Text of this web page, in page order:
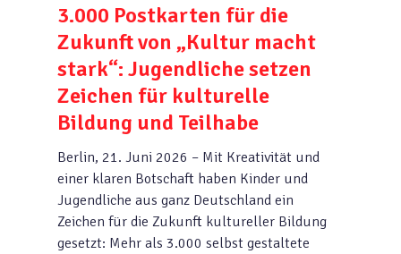
3.000 Postkarten für die
Zukunft von „Kultur macht
stark“: Jugendliche setzen
Zeichen für kulturelle
Bildung und Teilhabe
Berlin, 21. Juni 2026 – Mit Kreativität und
einer klaren Botschaft haben Kinder und
Jugendliche aus ganz Deutschland ein
Zeichen für die Zukunft kultureller Bildung
gesetzt: Mehr als 3.000 selbst gestaltete